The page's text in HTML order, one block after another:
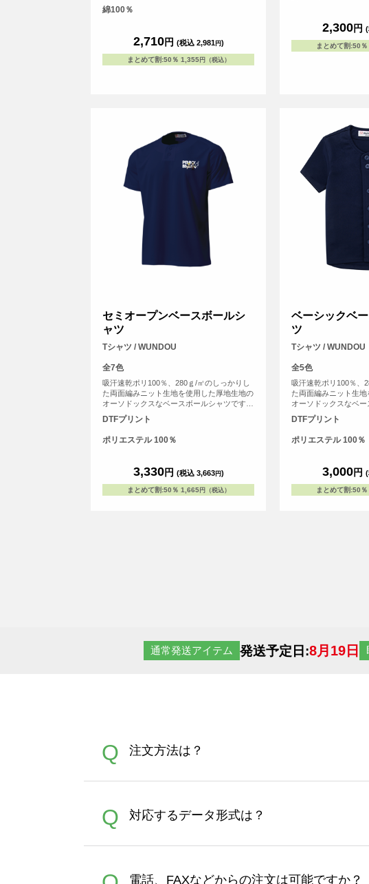
コーデは無限に広がりそう。同系色、反対
色…どんなカラーを合わせてもサマになるで
クしますよね。
綿100％
2,710円 (税込 2,981円)
まとめて割:50％ 1,355円（税込）
2,300円
まとめて割:50％
セミオープンベースボールシ
ャツ
Tシャツ / WUNDOU
全7色
吸汗速乾ポリ100％、280ｇ/㎡のしっかりし
た両面編みニット生地を使用した厚地生地の
オーソドックスなベースボールシャツです。
スコッチガード（防汚加工）を施していま
す。伸縮性のあるウーリー糸を使用してお
り、動作を妨げません。後身頃は長く取り、
パンツから出にくい仕様にしています。 少
おります。
DTFプリント
ポリエステル 100％
3,330円 (税込 3,663円)
まとめて割:50％ 1,665円（税込）
ベーシックベ
ツ
Tシャツ / WUNDOU
全5色
吸汗速乾ポリ100％、
た両面編みニット生
オーソドックスなベー
スコッチガード（防
す。伸縮性のあるウー
り、動作を妨げませ
パンツから出にくい仕
おります。
DTFプリント
ポリエステル 100％
3,000円
まとめて割:50％
通常発送アイテム 発送予定日:8月19日
Q 注文方法は？
A
す。 30枚以上やシルク印刷など、大口注
さい。製作する数量が多ければ多いほど
Q 対応するデータ形式は？
電話、FAXなどからの注文は可能ですか？